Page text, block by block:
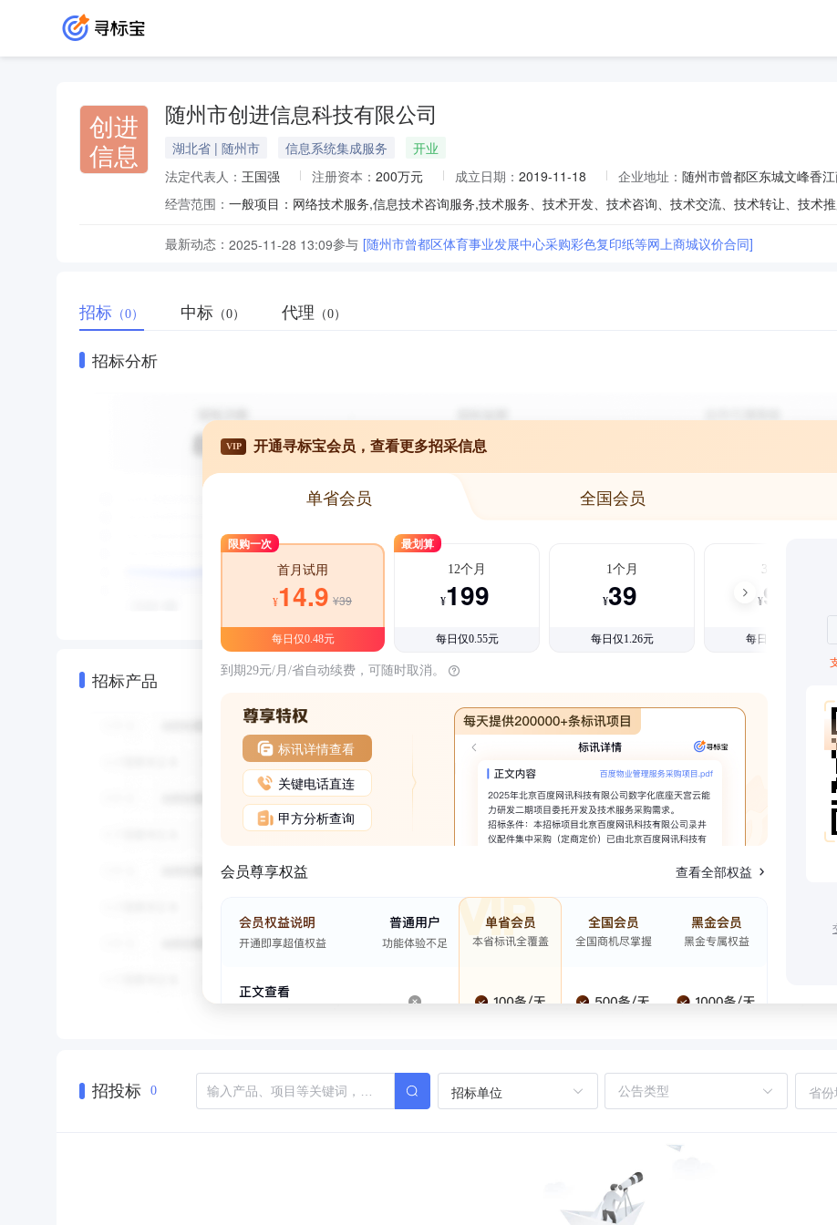
创进
信息
随州市创进信息科技有限公司
湖北省 | 随州市 信息系统集成服务
开业
法定代表人： 王国强 注册资本： 200万元 成立日期： 2019-11-18 企业地址： 随州市曾都区东城文峰香
经营范围：
最新动态： 2025-11-28 13:09参与 [随州市曾都区体育事业发展中心采购彩色复印纸等网上商城议价合同]
招标 （0） 中标 （0） 代理 （0）
招标分析
招标产品
VIP 开通寻标宝会员，查看更多招采信息
单省会员 全国会员
限购一次
首月试用
¥14.9 ¥39
每日仅0.48元
最划算
12个月
¥199
每日仅0.55元
1个月
¥39
每日仅1.26元
3个月
¥99
每日仅1.08元
到期29元/月/省自动续费，可随时取消。
标讯详情查看
关键电话直连
甲方分析查询
会员尊享权益 查看全部权益
招投标 0 招标单位 省